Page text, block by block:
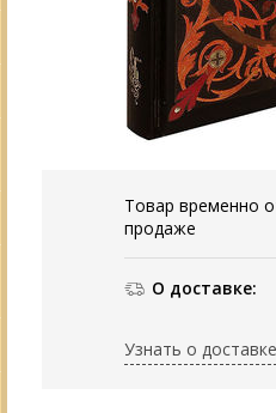
Товар временно
продаже
О доставке:
Узнать о доставке